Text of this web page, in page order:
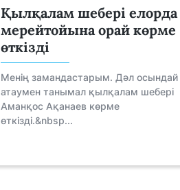
Қылқалам шебері елорда
мерейтойына орай көрме
өткізді
Менің замандастарым. Дәл осындай
атаумен танымал қылқалам шебері
Аманқос Ақанаев көрме
өткізді.&nbsp...